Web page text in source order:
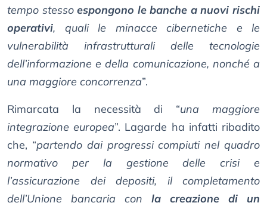
tempo stessoespongono le banche a nuovi rischi
operativi, quali le minacce cibernetiche e le
vulnerabilità infrastrutturali delle tecnologie
dell’informazione e della comunicazione, nonché a
una maggiore concorrenza”.
Rimarcata la necessità di “una maggiore
integrazione europea”. Lagarde ha infatti ribadito
che, “partendo dai progressi compiuti nel quadro
normativo per la gestione delle crisi e
l’assicurazione dei depositi, il completamento
dell’Unione bancaria con la creazione di un